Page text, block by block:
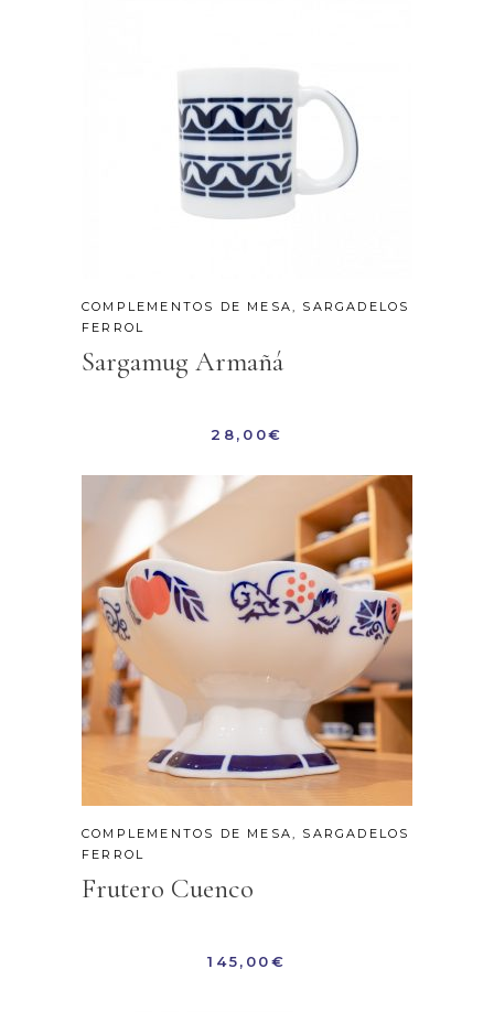
COMPLEMENTOS DE MESA, SARGADELOS
FERROL
Sargamug Armañá
28,00€
COMPLEMENTOS DE MESA, SARGADELOS
FERROL
Frutero Cuenco
145,00€